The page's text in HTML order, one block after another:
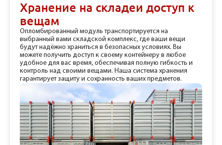
Хранение на складеи доступ к
вещам
Опломбированный модуль транспортируется на
выбранный вами складской комплекс, где ваши вещи
будут надёжно храниться в безопасных условиях. Вы
можете получить доступ к своему контейнеру в любое
удобное для вас время, обеспечивая полную гибкость и
контроль над своими вещами. Наша система хранения
гарантирует защиту и сохранность ваших предметов.